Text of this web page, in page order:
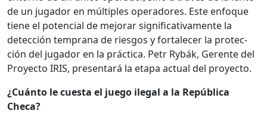
de un jugador en múlti­ples oper­adores. Este enfoque
tiene el poten­cial de mejo­rar sig­ni­fica­ti­va­mente la
detec­ción tem­prana de ries­gos y for­t­ale­cer la pro­tec­
ción del jugador en la prác­ti­ca. Petr Rybák, Ger­ente del
Proyec­to IRIS, pre­sen­tará la eta­pa actu­al del proyec­to.
¿Cuán­to le cues­ta el juego ile­gal a la Repúbli­ca
Checa?